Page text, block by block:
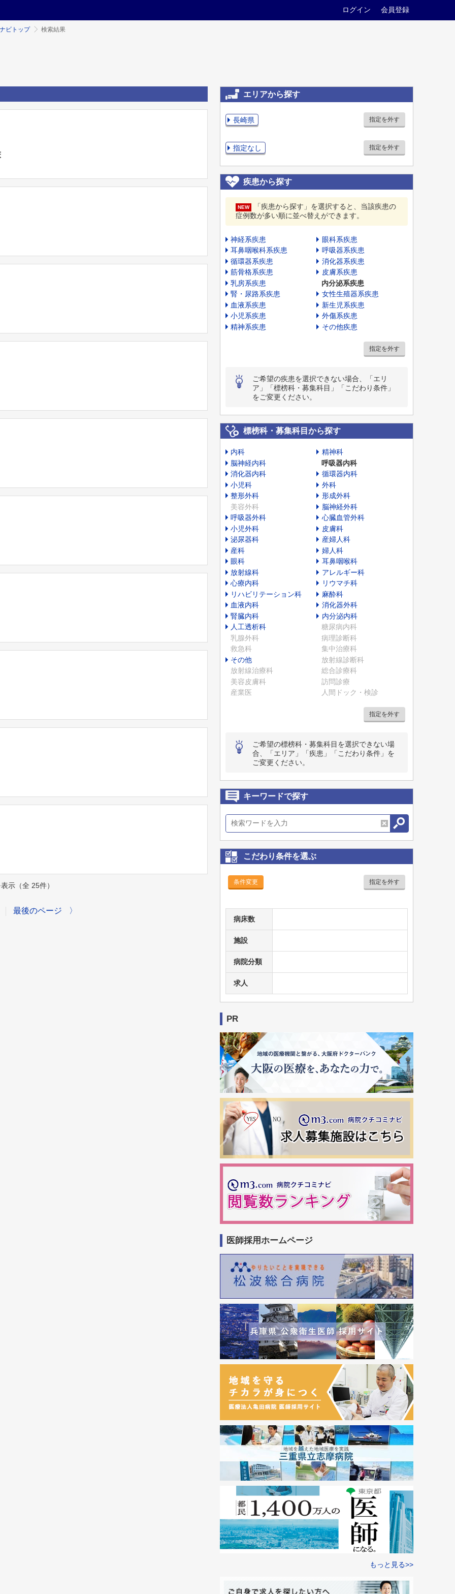
ログイン 会員登録
ビトップ 検索結果
示（全 25件）
最後のページ 〉
エリアから探す
長崎県 指定を外す
指定なし 指定を外す
疾患から探す
NEW
「疾患から探す」を選択すると、当該疾患の
症例数が多い順に並べ替えができます。
神経系疾患
眼科系疾患
耳鼻咽喉科系疾患
呼吸器系疾患
循環器系疾患
消化器系疾患
筋骨格系疾患
皮膚系疾患
乳房系疾患
内分泌系疾患
腎・尿路系疾患
女性生殖器系疾患
血液系疾患
新生児系疾患
小児系疾患
外傷系疾患
精神系疾患
その他疾患
指定を外す
ご希望の疾患を選択できない場合、「エリ
ア」「標榜科・募集科目」「こだわり条件」
をご変更ください。
標榜科・募集科目から探す
内科
精神科
脳神経内科
呼吸器内科
消化器内科
循環器内科
小児科
外科
整形外科
形成外科
美容外科
脳神経外科
呼吸器外科
心臓血管外科
小児外科
皮膚科
泌尿器科
産婦人科
産科
婦人科
眼科
耳鼻咽喉科
放射線科
アレルギー科
心療内科
リウマチ科
リハビリテーション科
麻酔科
血液内科
消化器外科
腎臓内科
内分泌内科
人工透析科
糖尿病内科
乳腺外科
病理診断科
救急科
集中治療科
その他
放射線診断科
放射線治療科
総合診療科
美容皮膚科
訪問診療
産業医
人間ドック・検診
指定を外す
ご希望の標榜科・募集科目を選択できない場
合、「エリア」「疾患」「こだわり条件」を
ご変更ください。
キーワードで探す
こだわり条件を選ぶ
条件変更 指定を外す
病床数
施設
病院分類
求人
PR
医師採用ホームページ
もっと見る>>